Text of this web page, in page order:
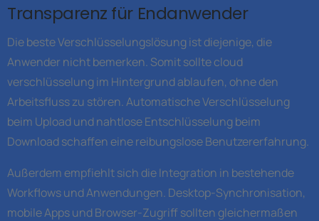
Transparenz für Endanwender
Die beste Verschlüsselungslösung ist diejenige, die
Anwender nicht bemerken. Somit sollte cloud
verschlüsselung im Hintergrund ablaufen, ohne den
Arbeitsfluss zu stören. Automatische Verschlüsselung
beim Upload und nahtlose Entschlüsselung beim
Download schaffen eine reibungslose Benutzererfahrung.
Außerdem empfiehlt sich die Integration in bestehende
Workflows und Anwendungen. Desktop-Synchronisation,
mobile Apps und Browser-Zugriff sollten gleichermaßen